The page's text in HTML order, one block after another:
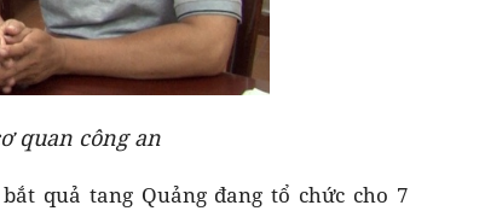
quan công an
quả tang Quảng đang tổ chức cho 7